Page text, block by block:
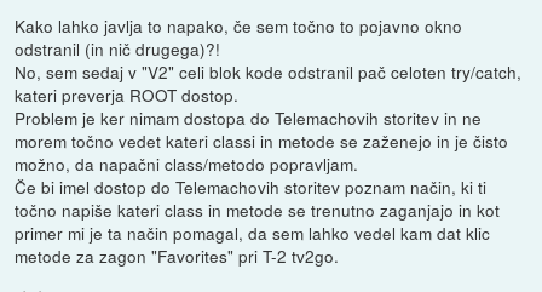
Kako lahko javlja to napako, če sem točno to pojavno okno
odstranil (in nič drugega)?!
No, sem sedaj v "V2" celi blok kode odstranil pač celoten try/catch,
kateri preverja ROOT dostop.
Problem je ker nimam dostopa do Telemachovih storitev in ne
morem točno vedet kateri classi in metode se zaženejo in je čisto
možno, da napačni class/metodo popravljam.
Če bi imel dostop do Telemachovih storitev poznam način, ki ti
točno napiše kateri class in metode se trenutno zaganjajo in kot
primer mi je ta način pomagal, da sem lahko vedel kam dat klic
metode za zagon "Favorites" pri T-2 tv2go.